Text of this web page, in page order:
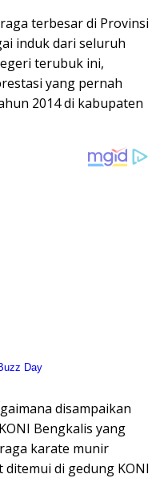
terbesar di Provinsi
induk dari seluruh
terubuk ini,
yang pernah
2014 di kabupaten
disampaikan
Bengkalis yang
karate munir
di gedung KONI